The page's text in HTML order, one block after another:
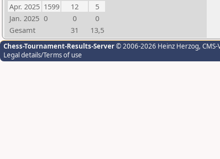
Apr. 2025 1599 12
5
Jan. 2025 0 0
0
Gesamt
31 13,5
Chess-Tournament-Results-Server© 2006-2026 Heinz Herzog,
Legal details/Terms of use